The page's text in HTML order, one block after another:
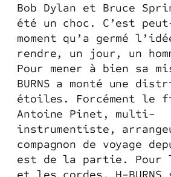
Bob Dylan et Bruce
été un choc. C’est
moment qu’a germé
rendre, un jour, un
Pour mener à bien sa
BURNS a monté une
étoiles. Forcément le
Antoine Pinet, multi-
instrumentiste,
compagnon de voyage
est de la partie. Pour